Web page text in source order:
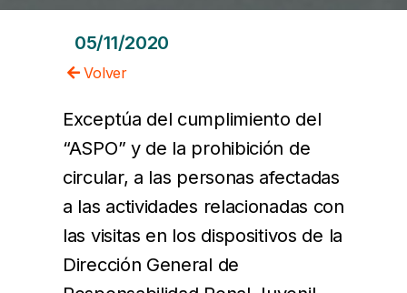
05/11/2020
Volver
Exceptúa del cumplimiento del
“ASPO” y de la prohibición de
circular, a las personas afectadas
a las actividades relacionadas con
las visitas en los dispositivos de la
Dirección General de